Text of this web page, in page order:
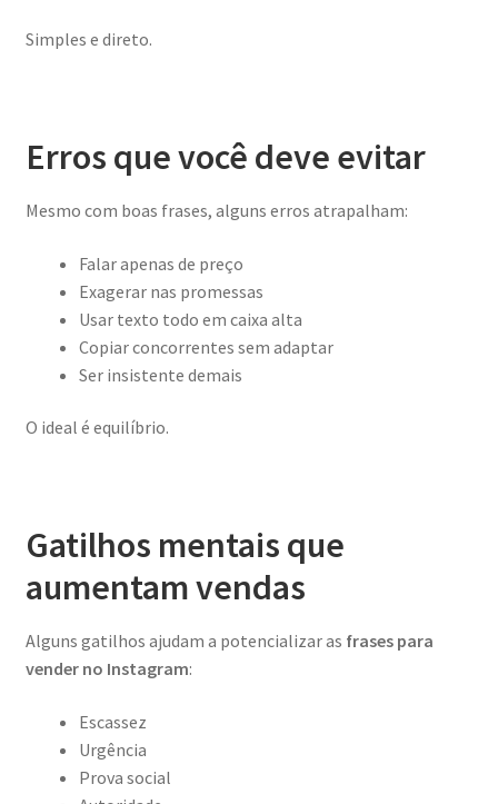
Simples e direto.
Erros que você deve evitar
Mesmo com boas frases, alguns erros atrapalham:
Falar apenas de preço
Exagerar nas promessas
Usar texto todo em caixa alta
Copiar concorrentes sem adaptar
Ser insistente demais
O ideal é equilíbrio.
Gatilhos mentais que
aumentam vendas
Alguns gatilhos ajudam a potencializar as frases para
vender no Instagram:
Escassez
Urgência
Prova social